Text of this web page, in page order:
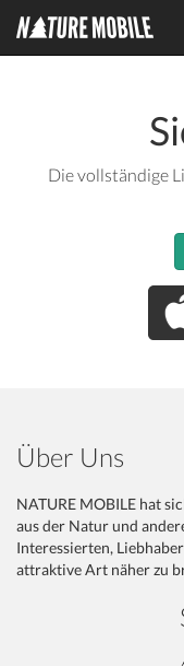
Die vollständige
Über Uns
NATURE MOBILE hat
aus der Natur und
Interessierten,
attraktive Art näher zu